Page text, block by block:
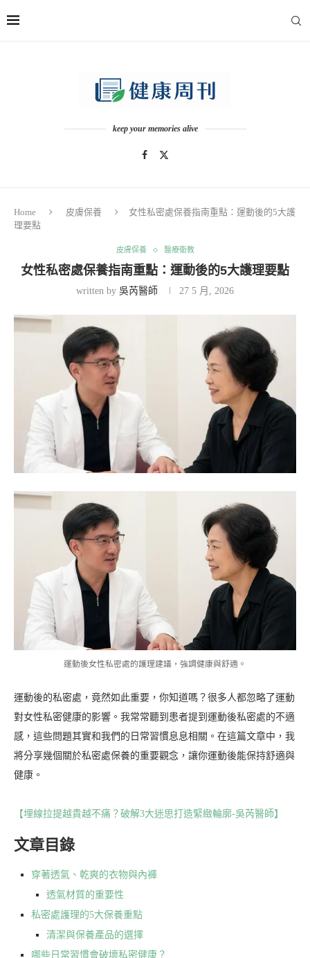
keep your memories alive
Home 皮膚保養
女性私密處保養指南重點：運動後的5大護
理要點
皮膚保養 醫療衛教
女性私密處保養指南重點：運動後的5大護理要點
written by 吳芮醫師 27 5 月, 2026
運動後女性私密處的護理建議，強調健康與舒適。
運動後的私密處，竟然如此重要，你知道嗎？很多人都忽略了運動
對女性私密健康的影響。我常常聽到患者提到運動後私密處的不適
感，這些問題其實和我們的日常習慣息息相關。在這篇文章中，我
將分享幾個關於私密處保養的重要觀念，讓你運動後能保持舒適與
健康。
【埋線拉提越貴越不痛？破解3大迷思打造緊緻輪廓-吳芮醫師】
文章目錄
穿著透氣、乾爽的衣物與內褲
透氣材質的重要性
私密處護理的5大保養重點
清潔與保養產品的選擇
哪些日常習慣會破壞私密健康？